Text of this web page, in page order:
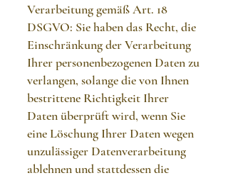
Verarbeitung gemäß Art. 18
DSGVO: Sie haben das Recht, die
Einschränkung der Verarbeitung
Ihrer personenbezogenen Daten zu
verlangen, solange die von Ihnen
bestrittene Richtigkeit Ihrer
Daten überprüft wird, wenn Sie
eine Löschung Ihrer Daten wegen
unzulässiger Datenverarbeitung
ablehnen und stattdessen die